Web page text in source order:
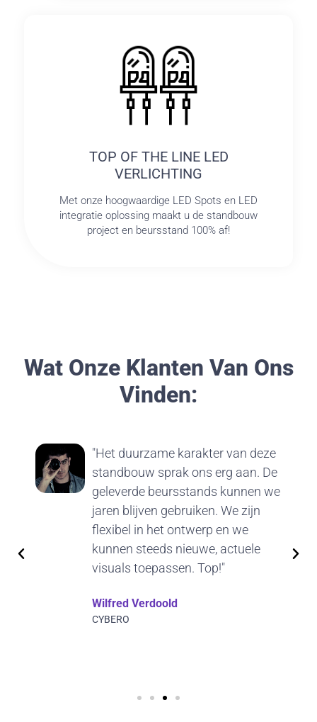
TOP OF THE LINE LED
VERLICHTING
Met onze hoogwaardige LED Spots en LED
integratie oplossing maakt u de standbouw
project en beursstand 100% af!
Wat Onze Klanten Van Ons
Vinden:
"Het duurzame karakter van deze
standbouw sprak ons erg aan. De
geleverde beursstands kunnen we
jaren blijven gebruiken. We zijn
flexibel in het ontwerp en we
kunnen steeds nieuwe, actuele
visuals toepassen. Top!"
Wilfred Verdoold
CYBERO